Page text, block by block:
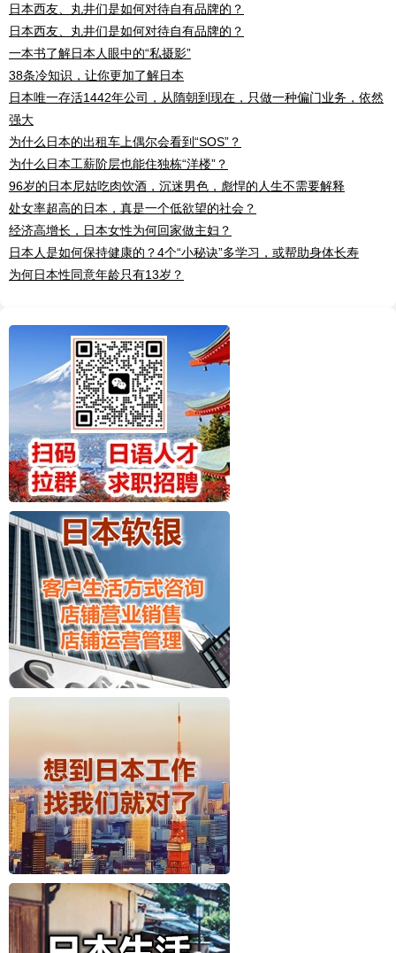
日本西友、丸井们是如何对待自有品牌的？
日本西友、丸井们是如何对待自有品牌的？
一本书了解日本人眼中的“私摄影”
38条冷知识，让你更加了解日本
日本唯一存活1442年公司，从隋朝到现在，只做一种偏门业务，依然
强大
为什么日本的出租车上偶尔会看到“SOS”？
为什么日本工薪阶层也能住独栋“洋楼”？
96岁的日本尼姑吃肉饮酒，沉迷男色，彪悍的人生不需要解释
处女率超高的日本，真是一个低欲望的社会？
经济高增长，日本女性为何回家做主妇？
日本人是如何保持健康的？4个“小秘诀”多学习，或帮助身体长寿
为何日本性同意年龄只有13岁？